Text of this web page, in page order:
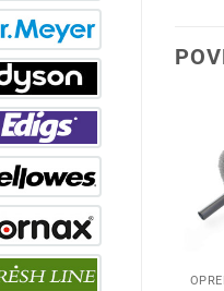
OPREMA ZA ČIŠĆENJE